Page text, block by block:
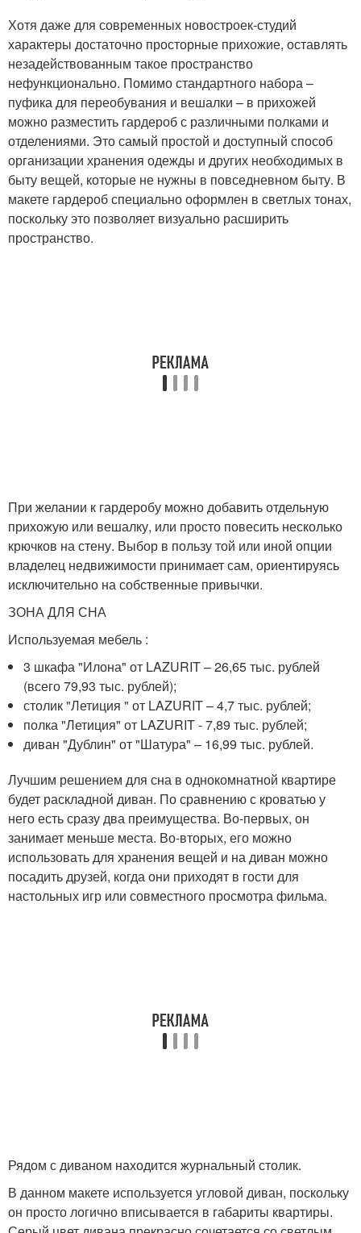
Хотя даже для современных новостроек-студий
характеры достаточно просторные прихожие, оставлять
незадействованным такое пространство
нефункционально. Помимо стандартного набора –
пуфика для переобувания и вешалки – в прихожей
можно разместить гардероб с различными полками и
отделениями. Это самый простой и доступный способ
организации хранения одежды и других необходимых в
быту вещей, которые не нужны в повседневном быту. В
макете гардероб специально оформлен в светлых тонах,
поскольку это позволяет визуально расширить
пространство.
При желании к гардеробу можно добавить отдельную
прихожую или вешалку, или просто повесить несколько
крючков на стену. Выбор в пользу той или иной опции
владелец недвижимости принимает сам, ориентируясь
исключительно на собственные привычки.
ЗОНА ДЛЯ СНА
Используемая мебель :
3 шкафа "Илона" от LAZURIT – 26,65 тыс. рублей
(всего 79,93 тыс. рублей);
столик "Летиция " от LAZURIT – 4,7 тыс. рублей;
полка "Летиция" от LAZURIT - 7,89 тыс. рублей;
диван "Дублин" от "Шатура" – 16,99 тыс. рублей.
Лучшим решением для сна в однокомнатной квартире
будет раскладной диван. По сравнению с кроватью у
него есть сразу два преимущества. Во-первых, он
занимает меньше места. Во-вторых, его можно
использовать для хранения вещей и на диван можно
посадить друзей, когда они приходят в гости для
настольных игр или совместного просмотра фильма.
Рядом с диваном находится журнальный столик.
В данном макете используется угловой диван, поскольку
он просто логично вписывается в габариты квартиры.